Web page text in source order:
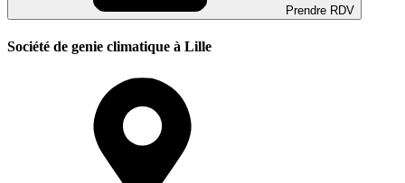
Prendre RDV
Société de genie climatique à Lille